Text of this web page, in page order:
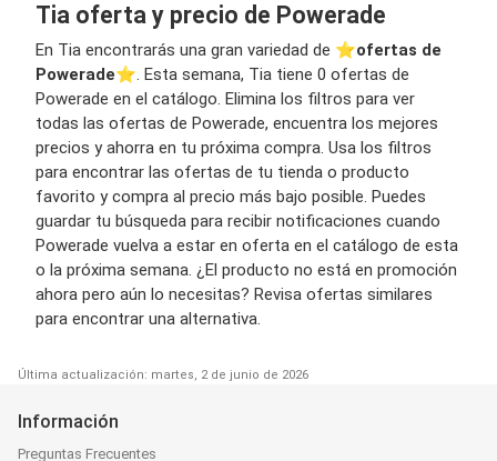
Tia oferta y precio de Powerade
En Tia encontrarás una gran variedad de ⭐️ofertas de
Powerade⭐️. Esta semana, Tia tiene 0 ofertas de
Powerade en el catálogo. Elimina los filtros para ver
todas las ofertas de Powerade, encuentra los mejores
precios y ahorra en tu próxima compra. Usa los filtros
para encontrar las ofertas de tu tienda o producto
favorito y compra al precio más bajo posible. Puedes
guardar tu búsqueda para recibir notificaciones cuando
Powerade vuelva a estar en oferta en el catálogo de esta
o la próxima semana. ¿El producto no está en promoción
ahora pero aún lo necesitas? Revisa ofertas similares
para encontrar una alternativa.
Última actualización: martes, 2 de junio de 2026
Información
Preguntas Frecuentes